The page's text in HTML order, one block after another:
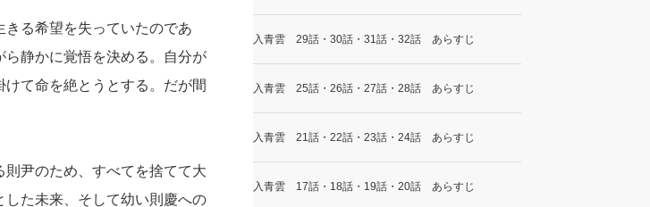
る希望を失っていたのであ
静かに覚悟を決める。自分が
て命を絶とうとする。だが間
尹のため、すべてを捨てて大
た未来、そして幼い則慶への
入青雲 29話・30話・31話・32話 あらすじ
入青雲 25話・26話・27話・28話 あらすじ
入青雲 21話・22話・23話・24話 あらすじ
入青雲 17話・18話・19話・20話 あらすじ